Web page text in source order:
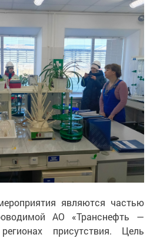
являются частью
АО «Транснефть —
присутствия. Цель